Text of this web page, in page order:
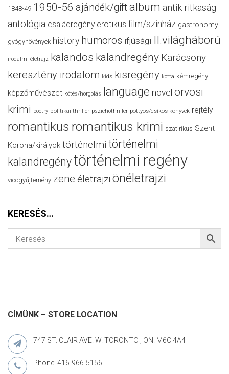
1848-49 1950-56 ajándék/giftalbum antik ritkaság
antológia családregény erotikus film/színház gastronomy
gyógynövények history humoros ifjúsági II.világháború
irodalmi életrajz kalandos kalandregény Karácsony
keresztény irodalom kids kisregény kotta kémregény
képzőművészet kötés/horgolás language novel orvosi
krimi poetry politikai thriller pszichothriller pöttyös/csíkos könyvek rejtély
romantikus romantikus krimi szatirikus Szent
Korona/királyok történelmi történelmi
kalandregénytörténelmi regény
viccgyűjtemény zene életrajzi önéletrajzi
KERESÉS…
CÍMÜNK – STORE LOCATION
747 ST. CLAIR AVE. W. TORONTO , ON. M6C 4A4
Phone: 416-966-5156